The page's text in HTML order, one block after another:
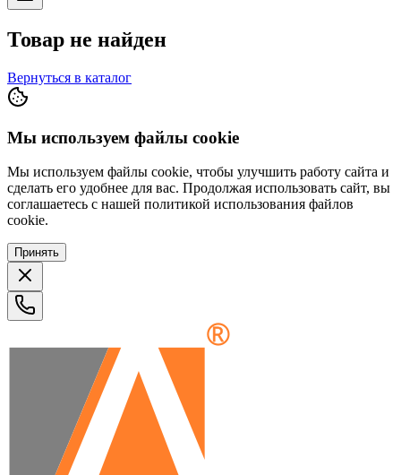
Товар не найден
Вернуться в каталог
Мы используем файлы cookie
Мы используем файлы cookie, чтобы улучшить работу сайта и
сделать его удобнее для вас. Продолжая использовать сайт, вы
соглашаетесь с нашей политикой использования файлов
cookie.
Принять